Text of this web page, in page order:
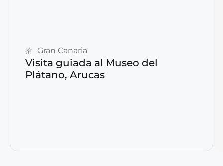
Gran Canaria
Visita guiada al Museo del
Plátano, Arucas